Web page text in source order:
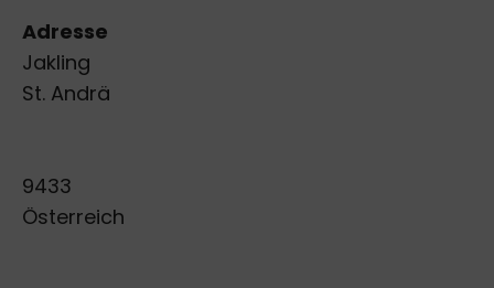
Adresse
Jakling
St. Andrä
9433
Österreich